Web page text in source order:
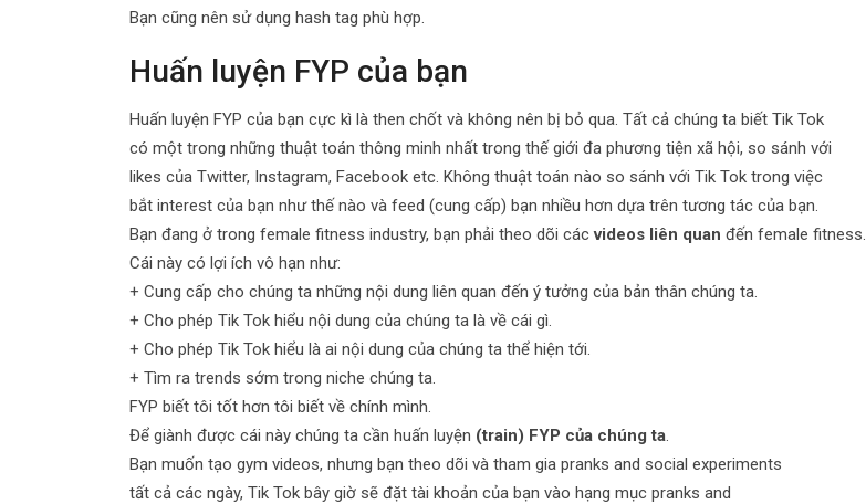
Bạn cũng nên sử dụng hash tag phù hợp.
Huấn luyện FYP của bạn
Huấn luyện FYP của bạn cực kì là then chốt và không nên bị bỏ qua. Tất cả chúng ta biết Tik Tok
có một trong những thuật toán thông minh nhất trong thế giới đa phương tiện xã hội, so sánh với
likes của Twitter, Instagram, Facebook etc. Không thuật toán nào so sánh với Tik Tok trong việc
bắt interest của bạn như thế nào và feed (cung cấp) bạn nhiều hơn dựa trên tương tác của bạn.
Bạn đang ở trong female fitness industry, bạn phải theo dõi cácvideos liên quan đến female fitness.
Cái này có lợi ích vô hạn như:
+ Cung cấp cho chúng ta những nội dung liên quan đến ý tưởng của bản thân chúng ta.
+ Cho phép Tik Tok hiểu nội dung của chúng ta là về cái gì.
+ Cho phép Tik Tok hiểu là ai nội dung của chúng ta thể hiện tới.
+ Tìm ra trends sớm trong niche chúng ta.
FYP biết tôi tốt hơn tôi biết về chính mình.
Để giành được cái này chúng ta cần huấn luyện (train) FYP của chúng ta.
Bạn muốn tạo gym videos, nhưng bạn theo dõi và tham gia pranks and social experiments
tất cả các ngày, Tik Tok bây giờ sẽ đặt tài khoản của bạn vào hạng mục pranks and